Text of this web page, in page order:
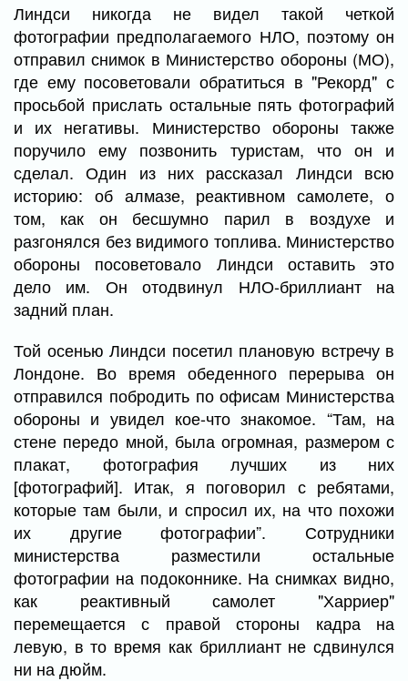
Линдси никогда не видел такой четкой
фотографии предполагаемого НЛО, поэтому он
отправил снимок в Министерство обороны (МО),
где ему посоветовали обратиться в "Рекорд" с
просьбой прислать остальные пять фотографий
и их негативы. Министерство обороны также
поручило ему позвонить туристам, что он и
сделал. Один из них рассказал Линдси всю
историю: об алмазе, реактивном самолете, о
том, как он бесшумно парил в воздухе и
разгонялся без видимого топлива. Министерство
обороны посоветовало Линдси оставить это
дело им. Он отодвинул НЛО-бриллиант на
задний план.
Той осенью Линдси посетил плановую встречу в
Лондоне. Во время обеденного перерыва он
отправился побродить по офисам Министерства
обороны и увидел кое-что знакомое. “Там, на
стене передо мной, была огромная, размером с
плакат, фотография лучших из них
[фотографий]. Итак, я поговорил с ребятами,
которые там были, и спросил их, на что похожи
их другие фотографии”. Сотрудники
министерства разместили остальные
фотографии на подоконнике. На снимках видно,
как реактивный самолет "Харриер"
перемещается с правой стороны кадра на
левую, в то время как бриллиант не сдвинулся
ни на дюйм.